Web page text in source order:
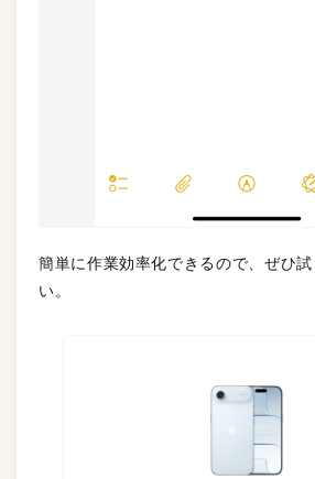
簡単に作業効率化できるので、ぜひ
い。